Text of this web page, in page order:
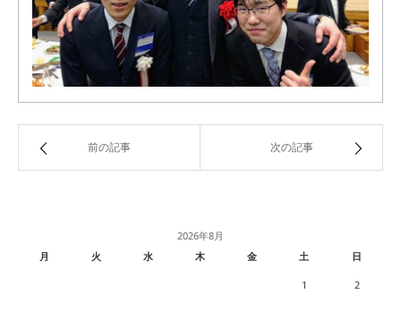
前の記事 次の記事
2026年8月
月
火 水 木 金 土 日
1 2